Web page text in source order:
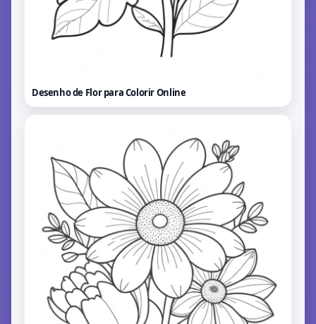
Desenho de Flor para ColorirOnline